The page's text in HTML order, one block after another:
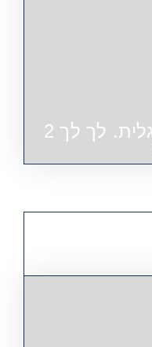
הרב יהודה מנדל אנגלית. לך לך 2